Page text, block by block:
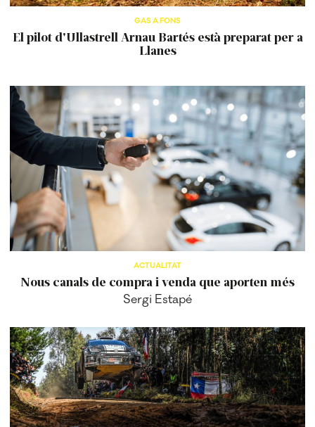
GAS A FONS
El pilot d'Ullastrell Arnau Bartés està preparat per a
Llanes
ACTUALITAT
Nous canals de compra i venda que aporten més
Sergi Estapé